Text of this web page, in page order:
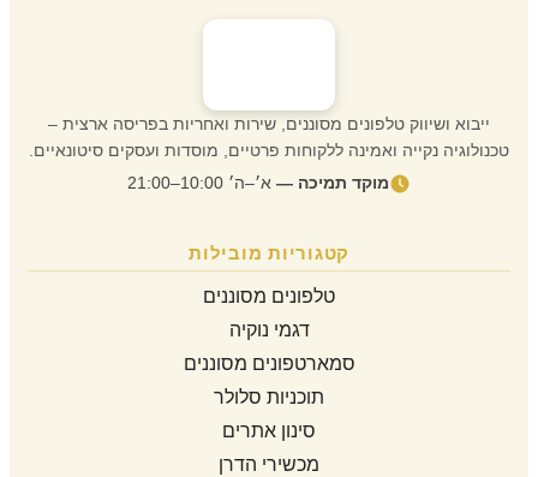
ייבוא ושיווק טלפונים מסוננים, שירות ואחריות בפריסה ארצית –
טכנולוגיה נקייה ואמינה ללקוחות פרטיים, מוסדות ועסקים סיטונאיים.
מוקד תמיכה — א׳–ה׳ 10:00–21:00
קטגוריות מובילות
טלפונים מסוננים
דגמי נוקיה
סמארטפונים מסוננים
תוכניות סלולר
סינון אתרים
מכשירי הדרן